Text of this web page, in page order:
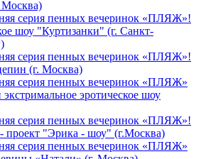
Москва)
серия пенных вечеринок «ПЛЯЖ»!
шоу "Куртизанки" (г. Санкт-
серия пенных вечеринок «ПЛЯЖ»!
(г. Москва)
серия пенных вечеринок «ПЛЯЖ»
эротическое шоу
серия пенных вечеринок «ПЛЯЖ»!
проект "Эрика - шоу" (г.Москва)
серия пенных вечеринок «ПЛЯЖ»